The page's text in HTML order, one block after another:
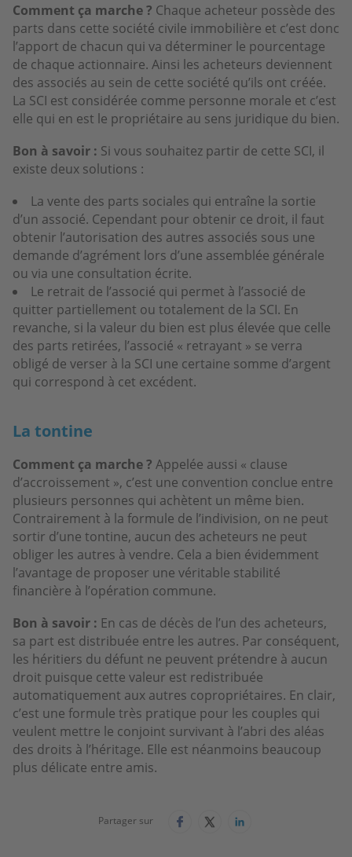
Comment ça marche ? Chaque acheteur possède des
parts dans cette société civile immobilière et c’est donc
l’apport de chacun qui va déterminer le pourcentage
de chaque actionnaire. Ainsi les acheteurs deviennent
des associés au sein de cette société qu’ils ont créée.
La SCI est considérée comme personne morale et c’est
elle qui en est le propriétaire au sens juridique du bien.
Bon à savoir : Si vous souhaitez partir de cette SCI, il
existe deux solutions :
La vente des parts sociales qui entraîne la sortie
d’un associé. Cependant pour obtenir ce droit, il faut
obtenir l’autorisation des autres associés sous une
demande d’agrément lors d’une assemblée générale
ou via une consultation écrite.
Le retrait de l’associé qui permet à l’associé de
quitter partiellement ou totalement de la SCI. En
revanche, si la valeur du bien est plus élevée que celle
des parts retirées, l’associé « retrayant » se verra
obligé de verser à la SCI une certaine somme d’argent
qui correspond à cet excédent.
La tontine
Comment ça marche ? Appelée aussi « clause
d’accroissement », c’est une convention conclue entre
plusieurs personnes qui achètent un même bien.
Contrairement à la formule de l’indivision, on ne peut
sortir d’une tontine, aucun des acheteurs ne peut
obliger les autres à vendre. Cela a bien évidemment
l’avantage de proposer une véritable stabilité
financière à l’opération commune.
Bon à savoir : En cas de décès de l’un des acheteurs,
sa part est distribuée entre les autres. Par conséquent,
les héritiers du défunt ne peuvent prétendre à aucun
droit puisque cette valeur est redistribuée
automatiquement aux autres copropriétaires. En clair,
c’est une formule très pratique pour les couples qui
veulent mettre le conjoint survivant à l’abri des aléas
des droits à l’héritage. Elle est néanmoins beaucoup
plus délicate entre amis.
Partager sur